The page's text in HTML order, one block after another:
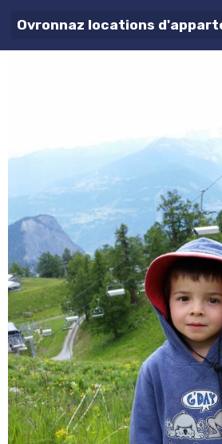
Ovronnaz locations
En ballade à